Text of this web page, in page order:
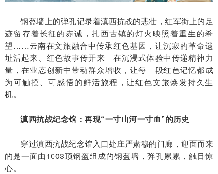
钢盔墙上的弹孔记录着滇西抗战的悲壮，红军街上的足
迹留存着长征的赤诚，扎西古镇的灯火映照着重生的希
望……云南在文旅融合中传承红色基因，让沉寂的革命遗
址活起来、红色故事传开来，在沉浸式体验中传递精神力
量，在业态创新中带动群众增收，让每一段红色记忆都成
为可触摸、可感悟的鲜活旅程，让红色文旅焕发持久生
机。
滇西抗战纪念馆：再现“一寸山河一寸血”的历史
穿过滇西抗战纪念馆入口处庄严肃穆的门廊，迎面而来
的是一面由1003顶钢盔组成的钢盔墙，弹孔累累，触目惊
心。